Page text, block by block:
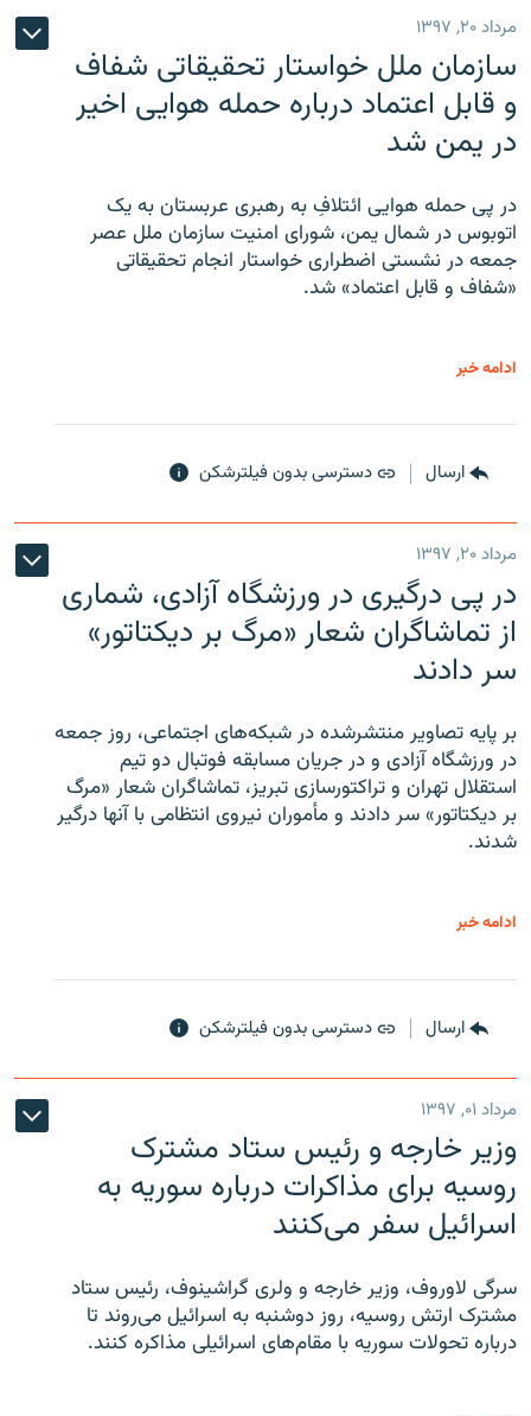
مرداد ۲۰, ۱۳۹۷
سازمان ملل خواستار تحقیقاتی شفاف
و قابل اعتماد درباره حمله هوایی اخیر
در یمن شد
در پی حمله هوایی ائتلافِ به رهبری عربستان به یک
اتوبوس در شمال یمن، شورای امنیت سازمان ملل عصر
جمعه در نشستی اضطراری خواستار انجام تحقیقاتی
«شفاف و قابل اعتماد» شد.
ادامه خبر
ارسال دسترسی بدون فیلترشکن
مرداد ۲۰, ۱۳۹۷
در پی درگیری در ورزشگاه آزادی، شماری
از تماشاگران شعار «مرگ بر دیکتاتور»
سر دادند
بر پایه تصاویر منتشرشده در شبکه‌های اجتماعی، روز جمعه
در ورزشگاه آزادی و در جریان مسابقه فوتبال دو تیم
استقلال تهران و تراکتورسازی تبریز، تماشاگران شعار «مرگ
بر دیکتاتور» سر دادند و مأموران نیروی انتظامی با آنها درگیر
شدند.
ادامه خبر
ارسال دسترسی بدون فیلترشکن
مرداد ۰۱, ۱۳۹۷
وزیر خارجه و رئیس‌ ستاد مشترک
روسیه برای مذاکرات درباره سوریه به
اسرائیل سفر می‌کنند
سرگی لاوروف، وزیر خارجه و ولری گراشینوف، رئیس ستاد
مشترک ارتش روسیه، روز دوشنبه به اسرائیل می‌روند تا
درباره تحولات سوریه با مقام‌های اسرائیلی مذاکره کنند.